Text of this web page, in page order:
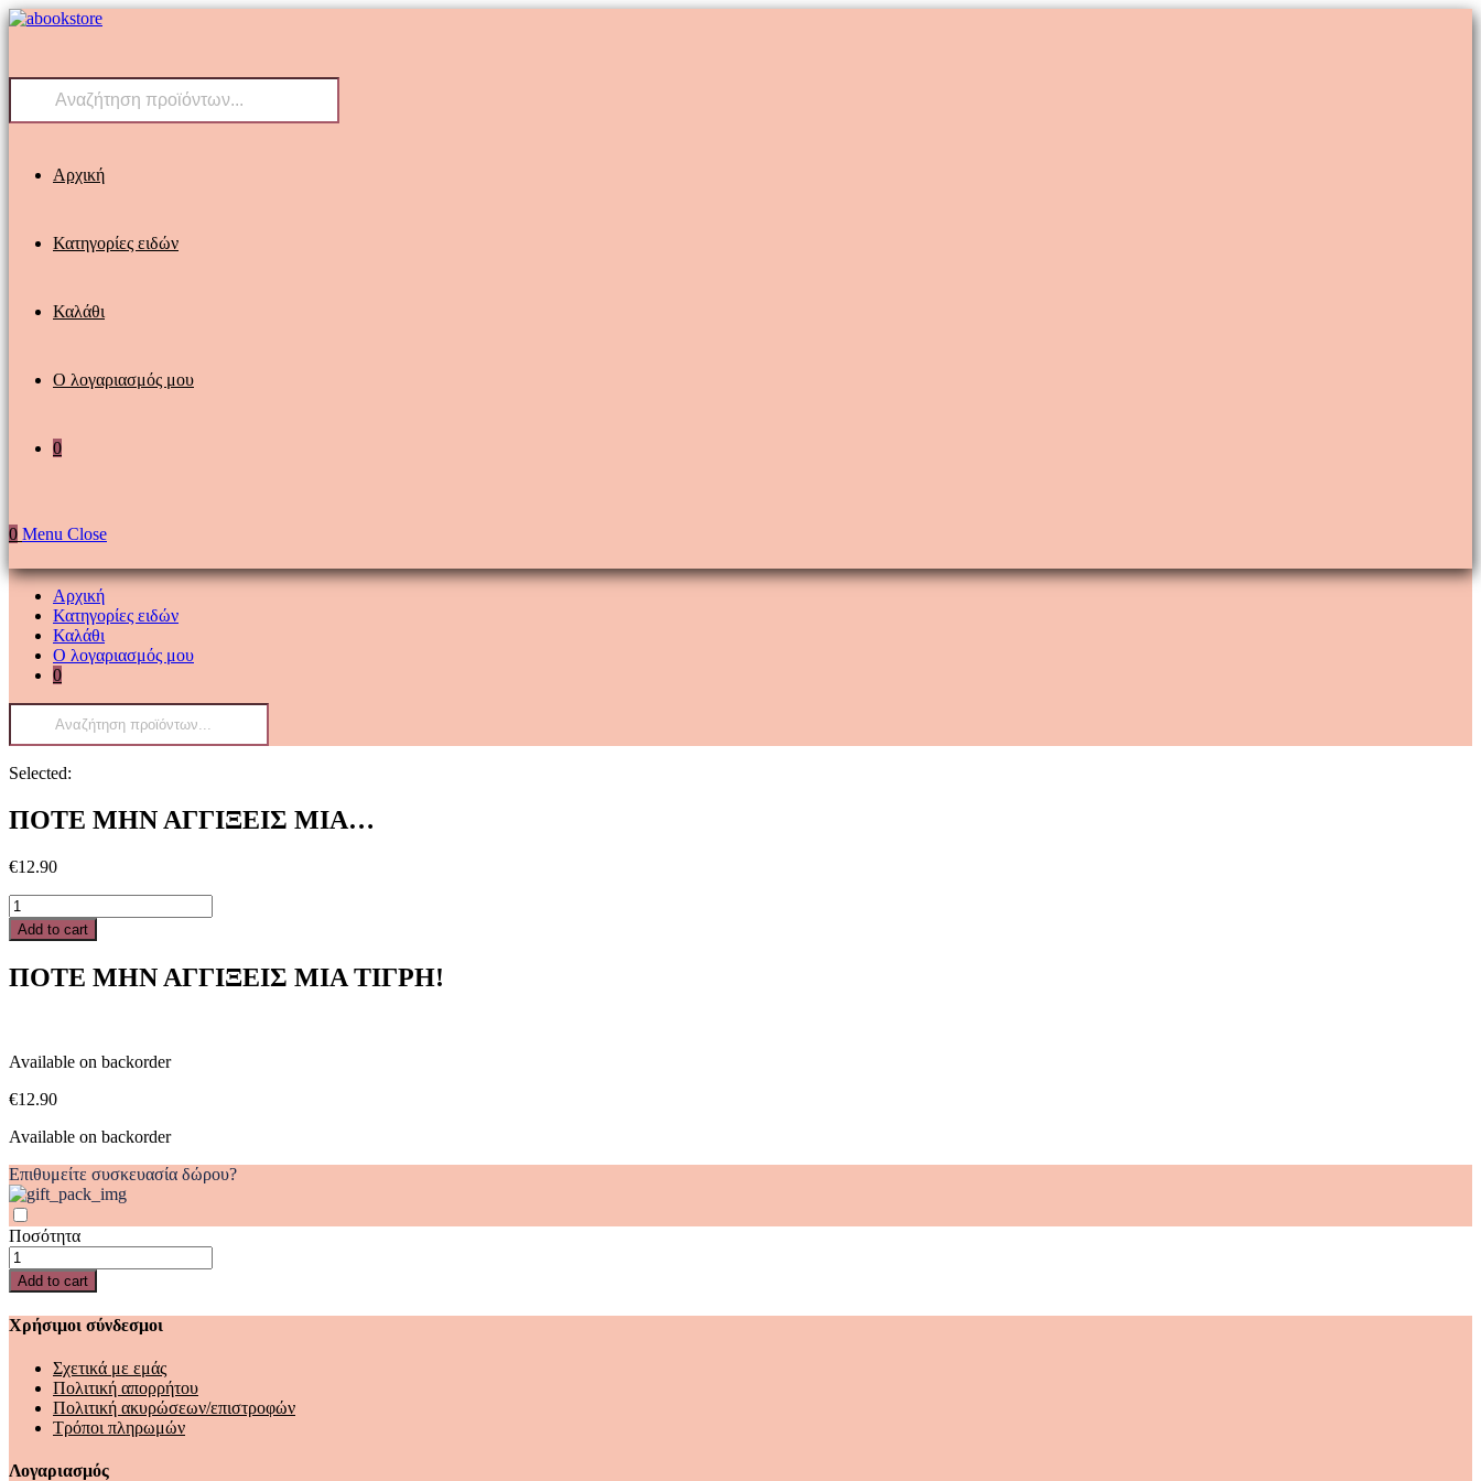
Skip
Products
Αρχική
Κατηγορίες ειδών
Καλάθι
Ο λογαριασμός μου
0
0 Menu Close
Αρχική
Κατηγορίες ειδών
Καλάθι
Ο λογαριασμός μου
0
Products
Selected:
ΠΟΤΕ ΜΗΝ ΑΓΓΙΞΕΙΣ ΜΙΑ…
€12.90
ΠΟΤΕ
ΜΗΝ
ΑΓΓΙΞΕΙΣ
ΤΙΓΡΗ!
Add to cart
ΠΟΤΕ ΜΗΝ ΑΓΓΙΞΕΙΣ ΜΙΑ ΤΙΓΡΗ!
Available on backorder
€12.90
Available on backorder
Επιθυμείτε συσκευασία δώρου?
Ποσότητα
ΠΟΤΕ
ΜΗΝ
ΑΓΓΙΞΕΙΣ
ΜΙΑ
ΤΙΓΡΗ!
Add to cart
Χρήσιμοι σύνδεσμοι
Σχετικά με εμάς
Πολιτική απορρήτου
Πολιτική ακυρώσεων/επιστροφών
Τρόποι πληρωμών
Λογαριασμός